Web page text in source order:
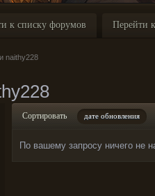
к списку форумов Перейти
naithy228
Сортировать дате обновления
По вашему запросу ничего не